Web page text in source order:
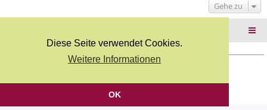
Diese Seite verwendet Cookies.
Weitere Informationen
OK
g
Gehe zu
Deutsche Übersetzung durchphpBB.de